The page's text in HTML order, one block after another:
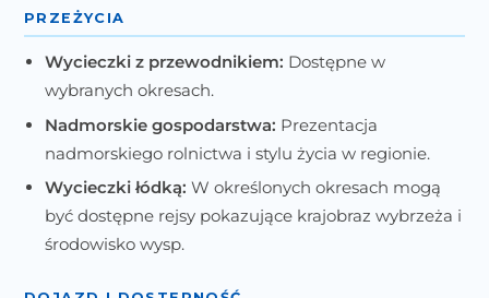
PRZEŻYCIA
Wycieczki z przewodnikiem: Dostępne w
wybranych okresach.
Nadmorskie gospodarstwa: Prezentacja
nadmorskiego rolnictwa i stylu życia w regionie.
Wycieczki łódką: W określonych okresach mogą
być dostępne rejsy pokazujące krajobraz wybrzeża i
środowisko wysp.